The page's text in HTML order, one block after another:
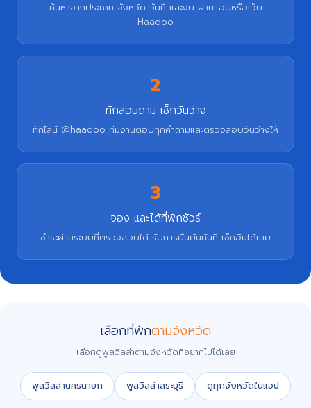
ค้นหาจากประเภท จังหวัด วันที่ และงบ ผ่านแอปหรือเว็บ
Haadoo
2
ทักสอบถาม เช็กวันว่าง
ทักไลน์ @haadoo ทีมงานตอบทุกคำถามและตรวจสอบวันว่างให้
3
จอง และได้ที่พักชัวร์
ชำระผ่านระบบที่ตรวจสอบได้ รับการยืนยันทันที เช็กอินได้เลย
เลือกที่พักตามจังหวัด
เลือกดูพูลวิลล่าตามจังหวัดที่อยากไปได้เลย
พูลวิลล่านครนายก พูลวิลล่าสระบุรี ดูทุกจังหวัดในแอป